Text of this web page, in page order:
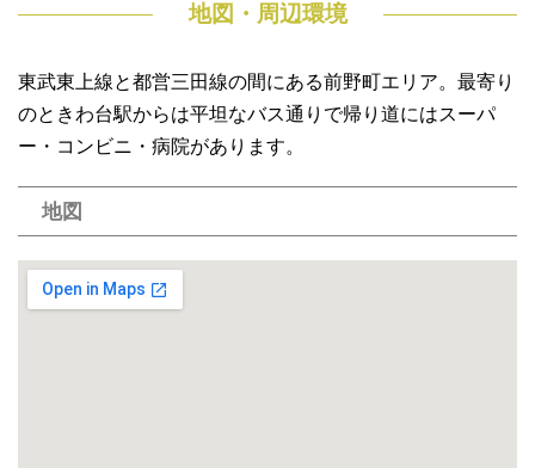
地図・周辺環境
東武東上線と都営三田線の間にある前野町エリア。最寄り
のときわ台駅からは平坦なバス通りで帰り道にはスーパ
ー・コンビニ・病院があります。
地図